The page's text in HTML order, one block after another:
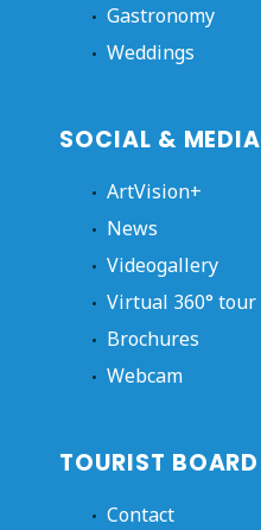
Gastronomy
Weddings
SOCIAL & MEDIA
ArtVision+
News
Videogallery
Virtual 360° tour
Brochures
Webcam
TOURIST BOARD
Contact